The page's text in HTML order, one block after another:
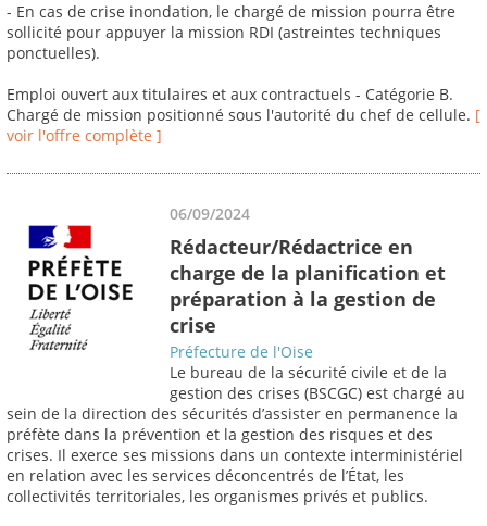
- En cas de crise inondation, le chargé de mission pourra être
sollicité pour appuyer la mission RDI (astreintes techniques
ponctuelles).
Emploi ouvert aux titulaires et aux contractuels - Catégorie B.
Chargé de mission positionné sous l'autorité du chef de cellule. [
voir l'offre complète ]
06/09/2024
Rédacteur/Rédactrice en
charge de la planification et
préparation à la gestion de
crise
Préfecture de l'Oise
Le bureau de la sécurité civile et de la
gestion des crises (BSCGC) est chargé au
sein de la direction des sécurités d’assister en permanence la
préfète dans la prévention et la gestion des risques et des
crises. Il exerce ses missions dans un contexte interministériel
en relation avec les services déconcentrés de l’État, les
collectivités territoriales, les organismes privés et publics.